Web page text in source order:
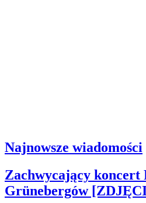
Najnowsze wiadomości
Zachwycający koncert
Grünebergów